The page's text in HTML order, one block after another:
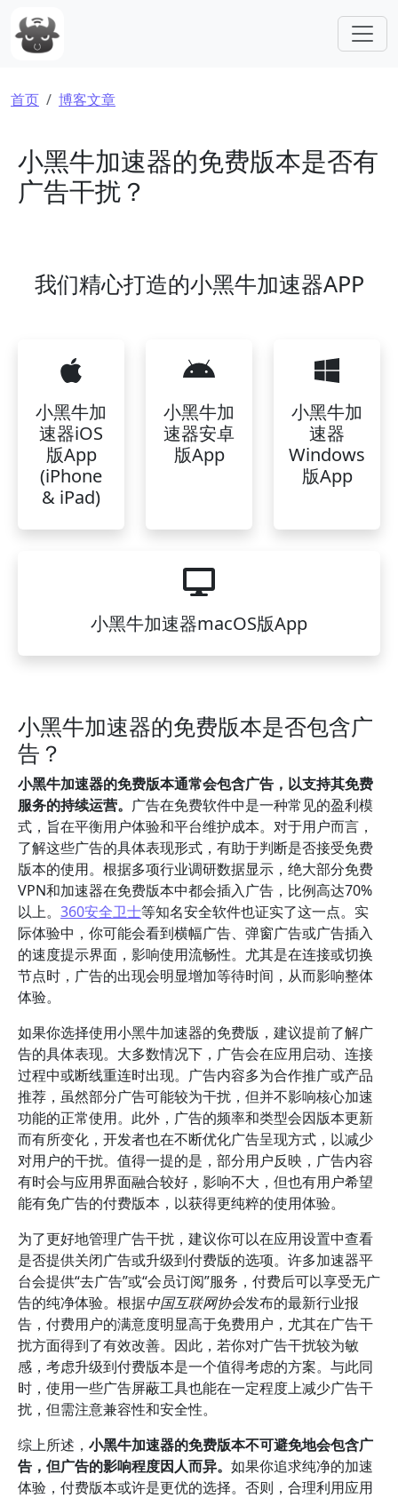
面包屑
首页 博客文章
小黑牛加速器的免费版本是否有
广告干扰？
我们精心打造的小黑牛加速器APP
小黑牛加
速器iOS
版App
(iPhone
& iPad)
小黑牛加
速器安卓
版App
小黑牛加
速器
Windows
版App
小黑牛加速器macOS版App
小黑牛加速器的免费版本是否包含广
告？
小黑牛加速器的免费版本通常会包含广告，以支持其免费
服务的持续运营。 广告在免费软件中是一种常见的盈利模
式，旨在平衡用户体验和平台维护成本。对于用户而言，
了解这些广告的具体表现形式，有助于判断是否接受免费
版本的使用。根据多项行业调研数据显示，绝大部分免费
VPN和加速器在免费版本中都会插入广告，比例高达70%
以上。 360安全卫士等知名安全软件也证实了这一点。实
际体验中，你可能会看到横幅广告、弹窗广告或广告插入
的速度提示界面，影响使用流畅性。尤其是在连接或切换
节点时，广告的出现会明显增加等待时间，从而影响整体
体验。
如果你选择使用小黑牛加速器的免费版，建议提前了解广
告的具体表现。大多数情况下，广告会在应用启动、连接
过程中或断线重连时出现。广告内容多为合作推广或产品
推荐，虽然部分广告可能较为干扰，但并不影响核心加速
功能的正常使用。此外，广告的频率和类型会因版本更新
而有所变化，开发者也在不断优化广告呈现方式，以减少
对用户的干扰。值得一提的是，部分用户反映，广告内容
有时会与应用界面融合较好，影响不大，但也有用户希望
能有免广告的付费版本，以获得更纯粹的使用体验。
为了更好地管理广告干扰，建议你可以在应用设置中查看
是否提供关闭广告或升级到付费版的选项。许多加速器平
台会提供“去广告”或“会员订阅”服务，付费后可以享受无广
告的纯净体验。根据中国互联网协会发布的最新行业报
告，付费用户的满意度明显高于免费用户，尤其在广告干
扰方面得到了有效改善。因此，若你对广告干扰较为敏
感，考虑升级到付费版本是一个值得考虑的方案。与此同
时，使用一些广告屏蔽工具也能在一定程度上减少广告干
扰，但需注意兼容性和安全性。
综上所述， 小黑牛加速器的免费版本不可避免地会包含广
告，但广告的影响程度因人而异。 如果你追求纯净的加速
体验，付费版本或许是更优的选择。否则，合理利用应用